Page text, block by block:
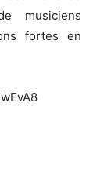
musiciens
fortes en